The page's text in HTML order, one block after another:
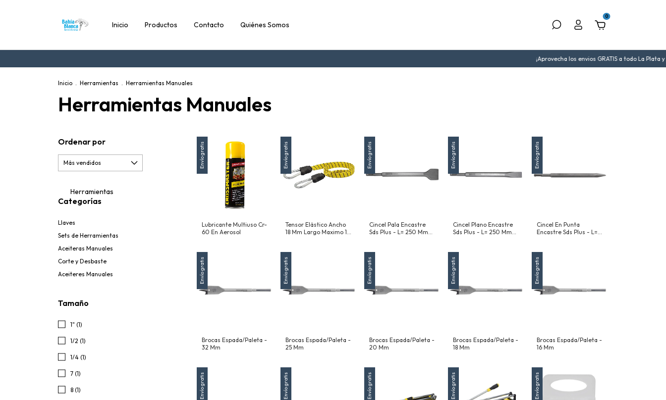
Inicio Productos Contacto Quiénes Somos
0
¡Aprovecha los envios GRATIS a todo La Plata y
Inicio . Herramientas . Herramientas Manuales
Herramientas Manuales
Ordenar por
Herramientas
Categorías
Llaves
Sets de Herramientas
Aceiteras Manuales
Corte y Desbaste
Aceiteres Manuales
Tamaño
1" (1)
1/2 (1)
1/4 (1)
7 (1)
8 (1)
Envío gratis
Lubricante Multiuso Cr-
60 En Aerosol
Envío gratis
Tensor Elástico Ancho
18 Mm Largo Maximo 1
Envío gratis
Cincel Pala Encastre
Sds Plus - L= 250 Mm
Envío gratis
Cincel Plano Encastre
Sds Plus - L= 250 Mm
Envío gratis
Cincel En Punta
Encastre Sds Plus - L=
Envío gratis
Brocas Espada/Paleta -
32 Mm
Envío gratis
Brocas Espada/Paleta -
25 Mm
Envío gratis
Brocas Espada/Paleta -
20 Mm
Envío gratis
Brocas Espada/Paleta -
18 Mm
Envío gratis
Brocas Espada/Paleta -
16 Mm
Envío gratis Envío gratis Envío gratis Envío gratis Envío gratis